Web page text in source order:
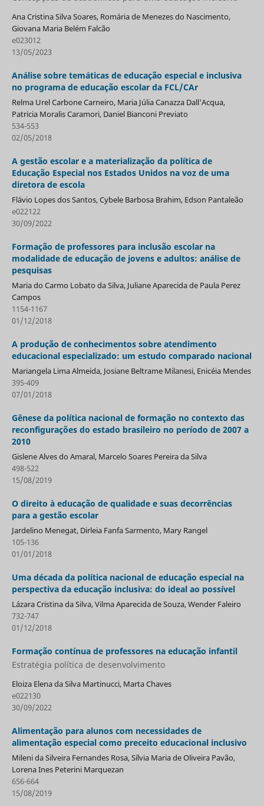
Ana Cristina Silva Soares, Romária de Menezes do Nascimento,
Giovana Maria Belém Falcão
e023012
13/05/2023
Análise sobre temáticas de educação especial e inclusiva
no programa de educação escolar da FCL/CAr
Relma Urel Carbone Carneiro, Maria Júlia Canazza Dall'Acqua,
Patricia Moralis Caramori, Daniel Bianconi Previato
534-553
02/05/2018
A gestão escolar e a materialização da política de
Educação Especial nos Estados Unidos na voz de uma
diretora de escola
Flávio Lopes dos Santos, Cybele Barbosa Brahim, Edson Pantaleão
e022122
30/09/2022
Formação de professores para inclusão escolar na
modalidade de educação de jovens e adultos: análise de
pesquisas
Maria do Carmo Lobato da Silva, Juliane Aparecida de Paula Perez
Campos
1154-1167
01/12/2018
A produção de conhecimentos sobre atendimento
educacional especializado: um estudo comparado nacional
Mariangela Lima Almeida, Josiane Beltrame Milanesi, Enicéia Mendes
395-409
07/01/2018
Gênese da política nacional de formação no contexto das
reconfigurações do estado brasileiro no período de 2007 a
2010
Gislene Alves do Amaral, Marcelo Soares Pereira da Silva
498-522
15/08/2019
O direito à educação de qualidade e suas decorrências
para a gestão escolar
Jardelino Menegat, Dirleia Fanfa Sarmento, Mary Rangel
105-136
01/01/2018
Uma década da política nacional de educação especial na
perspectiva da educação inclusiva: do ideal ao possível
Lázara Cristina da Silva, Vilma Aparecida de Souza, Wender Faleiro
732-747
01/12/2018
Formação contínua de professores na educação infantil
Estratégia política de desenvolvimento
Eloiza Elena da Silva Martinucci, Marta Chaves
e022130
30/09/2022
Alimentação para alunos com necessidades de
alimentação especial como preceito educacional inclusivo
Mileni da Silveira Fernandes Rosa, Sílvia Maria de Oliveira Pavão,
Lorena Ines Peterini Marquezan
656-664
15/08/2019